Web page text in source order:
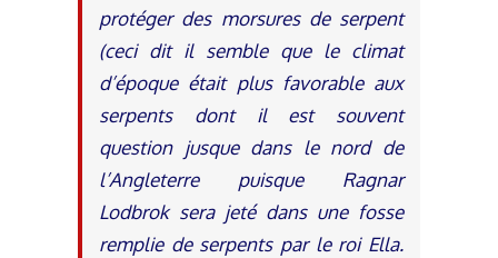
protéger des morsures de serpent
(ceci dit il semble que le climat
d’époque était plus favorable aux
serpents dont il est souvent
question jusque dans le nord de
l’Angleterre puisque Ragnar
Lodbrok sera jeté dans une fosse
remplie de serpents par le roi Ella.